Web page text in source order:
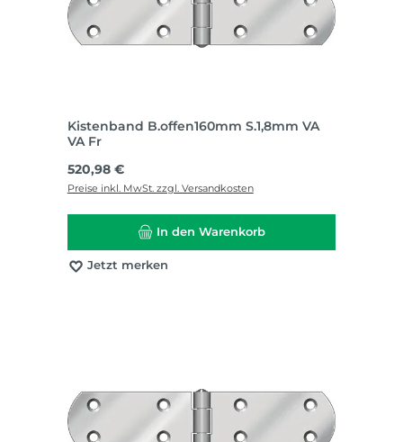
Kistenband B.offen160mm S.1,8mm VA
VA Fr
Regulärer Preis:
520,98 €
Preise inkl. MwSt. zzgl. Versandkosten
In den Warenkorb
Jetzt merken